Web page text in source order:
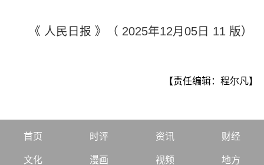
《 人民日报 》（ 2025年12月05日 11 版）
【责任编辑：程尔凡】
首页 时评 资讯 财经
文化 漫画 视频 地方